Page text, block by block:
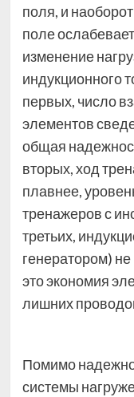
поля, и
поле
изменение
индукционного
первых, число
элементов
общая
вторых, ход
плавнее,
тренажеров с
третьих,
генератором)
это экономия
лишних
Помимо
системы